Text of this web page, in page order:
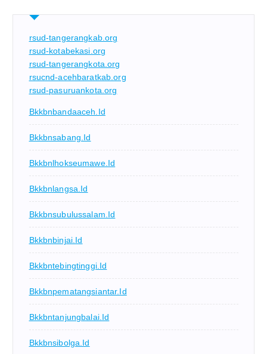
rsud-tangerangkab.org
rsud-kotabekasi.org
rsud-tangerangkota.org
rsucnd-acehbaratkab.org
rsud-pasuruankota.org
Bkkbnbandaaceh.id
Bkkbnsabang.id
Bkkbnlhokseumawe.id
Bkkbnlangsa.id
Bkkbnsubulussalam.id
Bkkbnbinjai.id
Bkkbntebingtinggi.id
Bkkbnpematangsiantar.id
Bkkbntanjungbalai.id
Bkkbnsibolga.id